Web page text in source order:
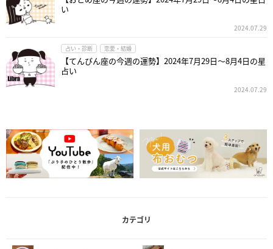
い
2024.07.29
占い・診断 恋愛・結婚
【てんびん座の今週の運勢】2024年7月29日～8月4日の星
占い
2024.07.29
カテゴリ